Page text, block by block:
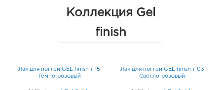
Коллекция Gel
finish
Лак для ногтей GEL finish т 15
Темно-розовый
Лак для ногтей GEL finish т 03
Светло-розовый